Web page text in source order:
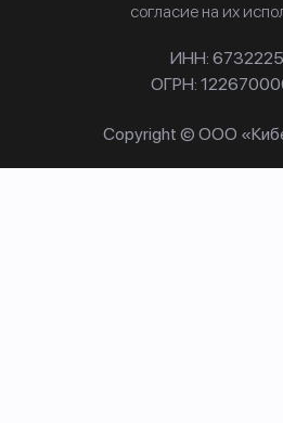
ИНН:
ОГРН:
согласие на их
Copyright © ООО